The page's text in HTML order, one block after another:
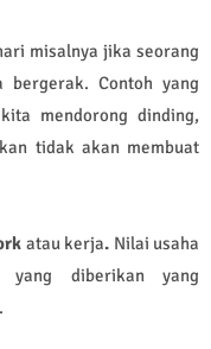
misalnya jika seorang
bergerak. Contoh yang
mendorong dinding,
tidak akan membuat
atau kerja. Nilai usaha
diberikan yang